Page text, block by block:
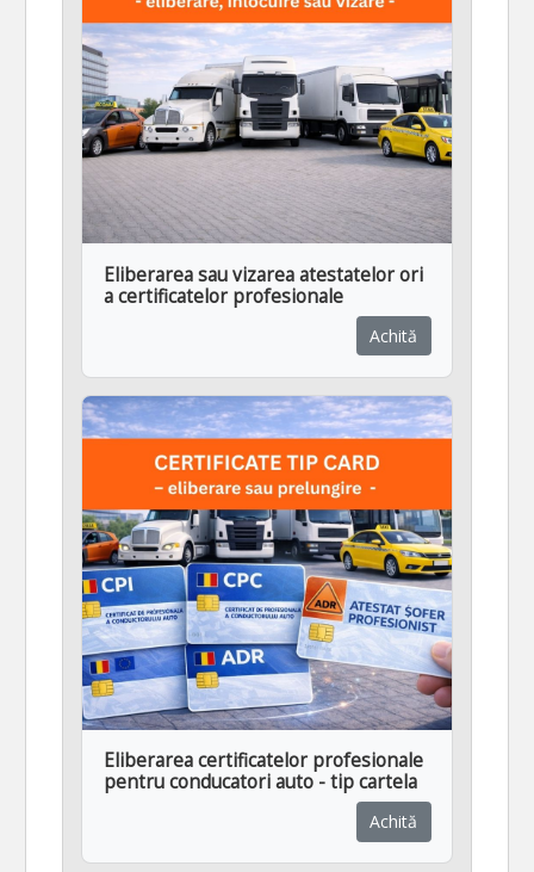
Eliberarea sau vizarea atestatelor ori
a certificatelor profesionale
Achită
Eliberarea certificatelor profesionale
pentru conducatori auto - tip cartela
Achită